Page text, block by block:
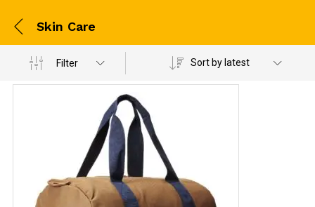
Skin Care
Filter Sort by latest